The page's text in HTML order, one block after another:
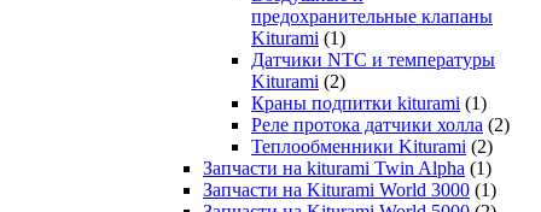
предохранительные клапаны
Kiturami (1)
Датчики NTC и температуры
Kiturami (2)
Краны подпитки kiturami (1)
Реле протока датчики холла (2)
Теплообменники Kiturami (2)
Запчасти на kiturami Twin Alpha (1)
Запчасти на Kiturami World 3000 (1)